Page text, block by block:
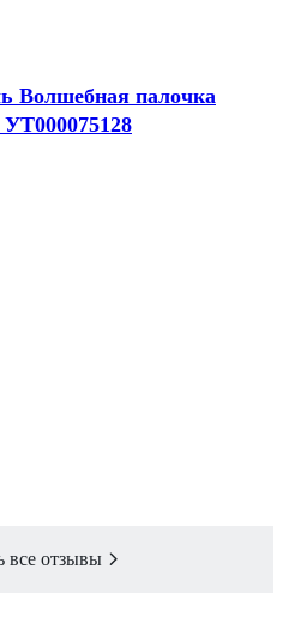
Волшебная палочка
все отзывы